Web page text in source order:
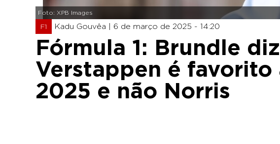
Foto: XPB Images
F1 Kadu Gouvêa | 6 de março de 2025 - 14:20
Fórmula 1: Brundle
Verstappen é
2025 e não Norris